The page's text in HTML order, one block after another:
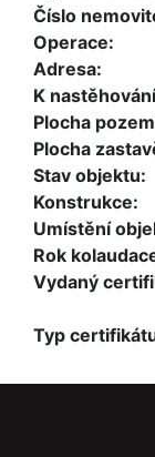
Číslo
Operace:
Adresa:
K
Plocha
Plocha
Stav objektu:
Konstrukce:
Umístění
Rok
Vydaný
Typ